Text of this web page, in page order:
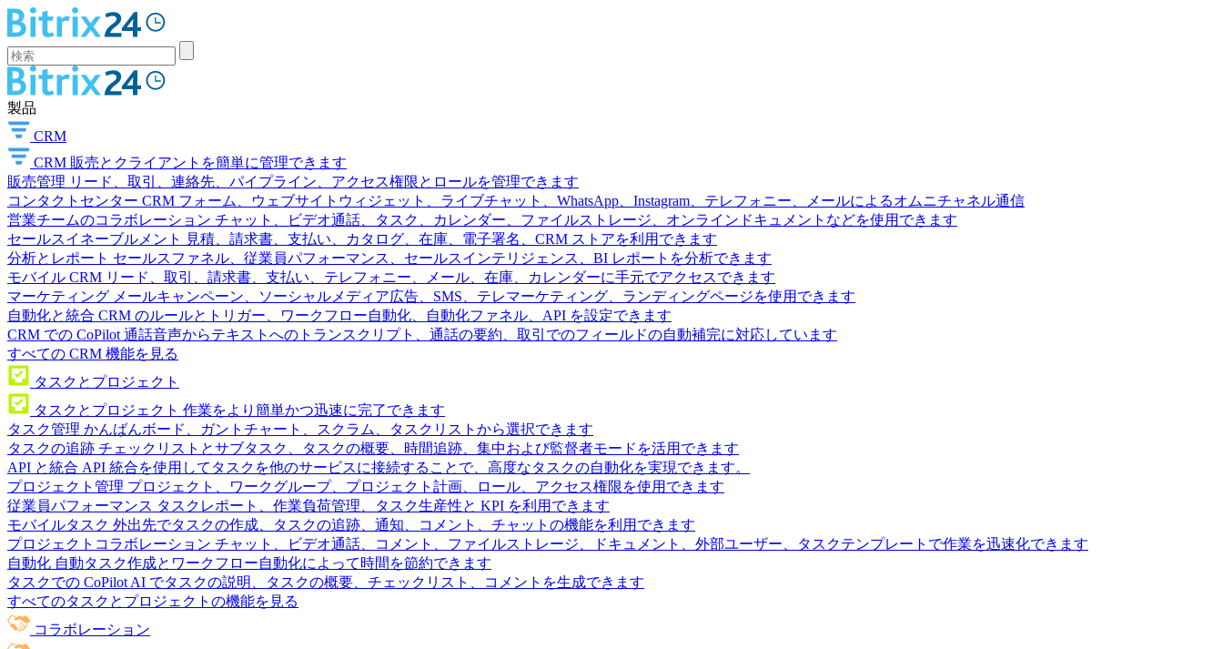
製品
CRM
CRM 販売とクライアントを簡単に管理できます
販売管理 リード、取引、連絡先、パイプライン、アクセス権限とロールを管理できます
コンタクトセンター CRM フォーム、ウェブサイトウィジェット、ライブチャット、WhatsApp、Instagram、テレフォニー、メールによるオムニチャネル通信
営業チームのコラボレーション チャット、ビデオ通話、タスク、カレンダー、ファイルストレージ、オンラインドキュメントなどを使用できます
セールスイネーブルメント
見積、請求書、支払い、カタログ、在庫、電子署名、CRM ストアを利用できます
分析とレポート セールスファネル、従業員パフォーマンス、セールスインテリジェンス、BI レポートを分析できます
モバイル CRM リード、取引、請求書、支払い、テレフォニー、メール、在庫、カレンダーに手元でアクセスできます
マーケティング メールキャンペーン、ソーシャルメディア広告、SMS、テレマーケティング、ランディングページを使用できます
自動化と統合 CRM のルールとトリガー、ワークフロー自動化、自動化ファネル、API を設定できます
CRM での CoPilot 通話音声からテキストへのトランスクリプト、通話の要約、取引でのフィールドの自動補完に対応しています
すべての CRM 機能を見る
タスクとプロジェクト
タスクとプロジェクト 作業をより簡単かつ迅速に完了できます
タスク管理 かんばんボード、ガントチャート、スクラム、タスクリストから選択できます
タスクの追跡 チェックリストとサブタスク、タスクの概要、時間追跡、集中および監督者モードを活用できます
API と統合 API 統合を使用してタスクを他のサービスに接続することで、高度なタスクの自動化を実現できます。
プロジェクト管理 プロジェクト、ワークグループ、プロジェクト計画、ロール、アクセス権限を使用できます
従業員パフォーマンス タスクレポート、作業負荷管理、タスク生産性と KPI を利用できます
モバイルタスク 外出先でタスクの作成、タスクの追跡、通知、コメント、チャットの機能を利用できます
プロジェクトコラボレーション チャット、ビデオ通話、コメント、ファイルストレージ、ドキュメント、外部ユーザー、タスクテンプレートで作業を迅速化できます
自動化 自動タスク作成とワークフロー自動化によって時間を節約できます
タスクでの CoPilot AI でタスクの説明、タスクの概要、チェックリスト、コメントを生成できます
すべてのタスクとプロジェクトの機能を見る
コラボレーション